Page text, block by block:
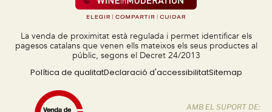
La venda de proximitat està regulada i permet identificar els
pagesos catalans que venen ells mateixos els seus productes al
públic, segons el Decret 24/2013
Política de qualitatDeclaració d'accessibilitatSitemap
AMB EL SUPORT DE: